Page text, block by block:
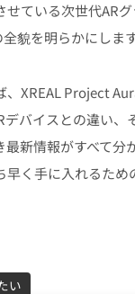
せている次世代AR
貌を明らかにします
、XREAL Project
デバイスとの違い、
最新情報がすべて分
早く手に入れるため
い